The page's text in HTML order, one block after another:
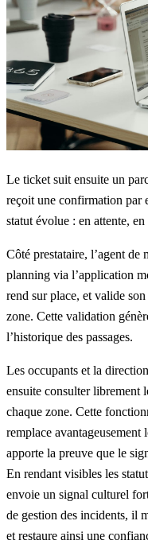
Le ticket suit ensuite un
reçoit une confirmation par
statut évolue : en attente,
Côté prestataire, l’agent de
planning via l’application
rend sur place, et valide
zone. Cette validation
l’historique des passages.
Les occupants et la
ensuite consulter librement
chaque zone. Cette
remplace avantageusement
apporte la preuve que le
En rendant visibles les
envoie un signal culturel
de gestion des incidents, il
et restaure ainsi une